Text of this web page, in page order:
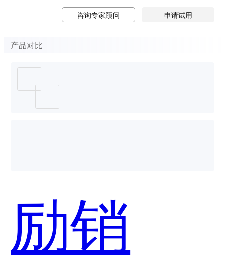
咨询专家顾问 申请试用
产品对比
励销